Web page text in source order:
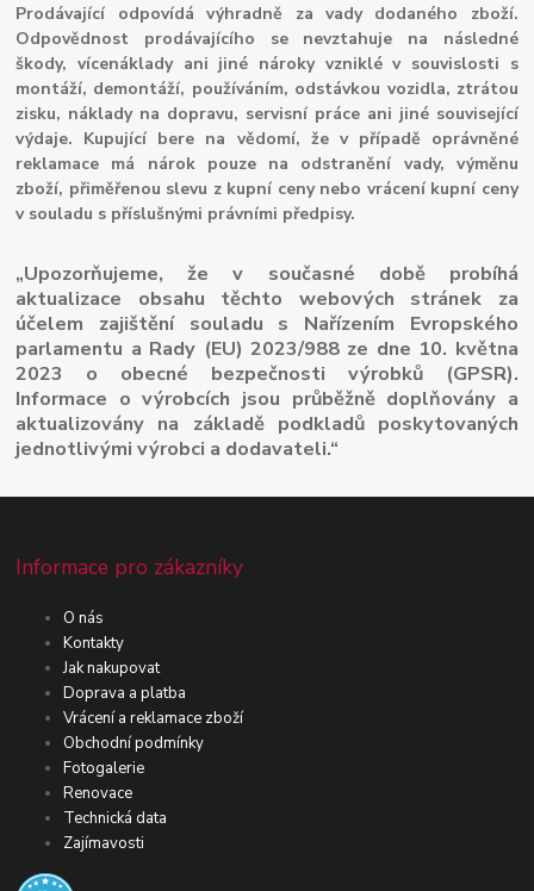
Prodávající odpovídá výhradně za vady dodaného zboží.
Odpovědnost prodávajícího se nevztahuje na následné
škody, vícenáklady ani jiné nároky vzniklé v souvislosti s
montáží, demontáží, používáním, odstávkou vozidla, ztrátou
zisku, náklady na dopravu, servisní práce ani jiné související
výdaje. Kupující bere na vědomí, že v případě oprávněné
reklamace má nárok pouze na odstranění vady, výměnu
zboží, přiměřenou slevu z kupní ceny nebo vrácení kupní ceny
v souladu s příslušnými právními předpisy.
„Upozorňujeme, že v současné době probíhá
aktualizace obsahu těchto webových stránek za
účelem zajištění souladu s Nařízením Evropského
parlamentu a Rady (EU) 2023/988 ze dne 10. května
2023 o obecné bezpečnosti výrobků (GPSR).
Informace o výrobcích jsou průběžně doplňovány a
aktualizovány na základě podkladů poskytovaných
jednotlivými výrobci a dodavateli.“
Informace pro zákazníky
O nás
Kontakty
Jak nakupovat
Doprava a platba
Vrácení a reklamace zboží
Obchodní podmínky
Fotogalerie
Renovace
Technická data
Zajímavosti